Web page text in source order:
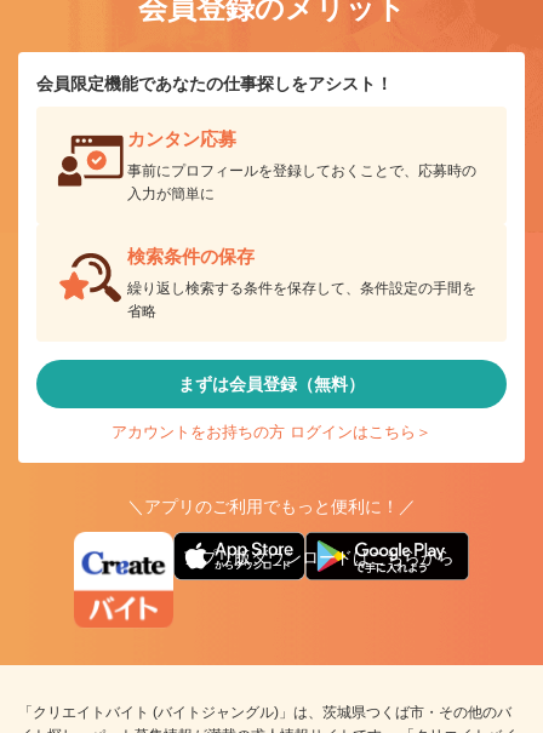
会員登録のメリット
会員限定機能であなたの仕事探しをアシスト！
カンタン応募
事前にプロフィールを登録しておくことで、応募時の
入力が簡単に
検索条件の保存
繰り返し検索する条件を保存して、条件設定の手間を
省略
まずは会員登録（無料）
アカウントをお持ちの方 ログインはこちら＞
＼アプリのご利用でもっと便利に！／
アプリ版ダウンロードはこちらから
「クリエイトバイト (バイトジャングル)」は、茨城県つくば市・その他のバ